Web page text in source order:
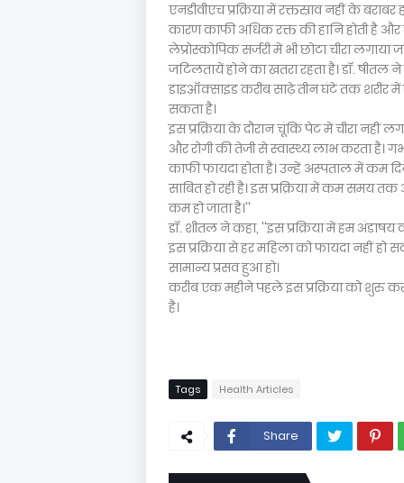
एनडीवीएच प्रक्रिया में रक्तस्राव नहीं के
कारण काफी अधिक रक्त की हानि होती है
लेप्रोस्कोपिक सर्जरी में भी छोटा चीरा
जटिलतायें होने का खतरा रहता है। डॉ.
डाइऑक्साइड करीब साढ़े तीन घंटे तक शरीर
सकता है।
इस प्रक्रिया के दौरान चूंकि पेट में चीरा नहीं
और रोगी की तेजी से स्वास्थ्य लाभ करता है।
काफी फायदा होता है। उन्हें अस्पताल में कम
साबित हो रही है। इस प्रक्रिया में कम समय
कम हो जाता है।''
डॉ. शीतल ने कहा, ''इस प्रक्रिया में हम
इस प्रक्रिया से हर महिला को फायदा नहीं
सामान्य प्रसव हुआ हो।
करीब एक महीने पहले इस प्रक्रिया को शुरु
है।
Tags Health Articles
Share